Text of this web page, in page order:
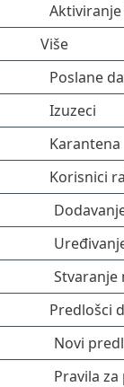
Aktiviranje
Više
Poslane
Izuzeci
Karantena
Korisnici
Stvaranje
Predlošci
Novi
Pravila